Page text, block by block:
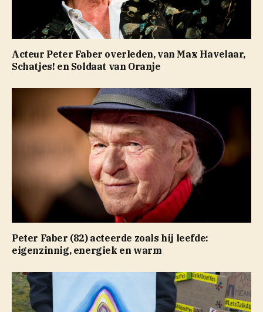
Acteur Peter Faber overleden, van Max Havelaar,
Schatjes! en Soldaat van Oranje
Peter Faber (82) acteerde zoals hij leefde:
eigenzinnig, energiek en warm